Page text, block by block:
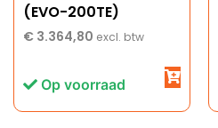
(EVO-200TE)
€ 3.364,80 excl. btw
Op voorraad